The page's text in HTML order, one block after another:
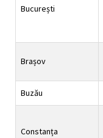
București
Brașov
Buzău
Constanța